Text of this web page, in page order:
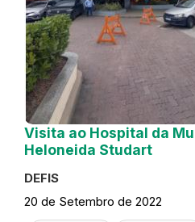
Visita ao Hospital da
Heloneida Studart
DEFIS
20 de Setembro de 2022